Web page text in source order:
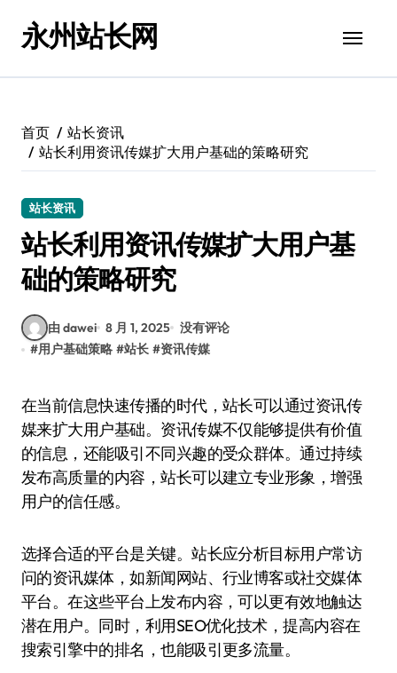
永州站长网
首页
站长资讯
站长利用资讯传媒扩大用户基础的策略研究
站长资讯
站长利用资讯传媒扩大用户基
础的策略研究
由 dawei 8 月 1, 2025 没有评论
#用户基础策略 #站长 #资讯传媒
在当前信息快速传播的时代，站长可以通过资讯传
媒来扩大用户基础。资讯传媒不仅能够提供有价值
的信息，还能吸引不同兴趣的受众群体。通过持续
发布高质量的内容，站长可以建立专业形象，增强
用户的信任感。
选择合适的平台是关键。站长应分析目标用户常访
问的资讯媒体，如新闻网站、行业博客或社交媒体
平台。在这些平台上发布内容，可以更有效地触达
潜在用户。同时，利用SEO优化技术，提高内容在
搜索引擎中的排名，也能吸引更多流量。